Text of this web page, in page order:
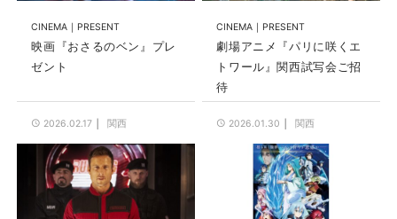
CINEMA PRESENT
映画『おさるのベン』プレ
ゼント
2026.02.17 関西
CINEMA PRESENT
劇場アニメ『パリに咲くエ
トワール』関西試写会ご招
待
2026.01.30 関西